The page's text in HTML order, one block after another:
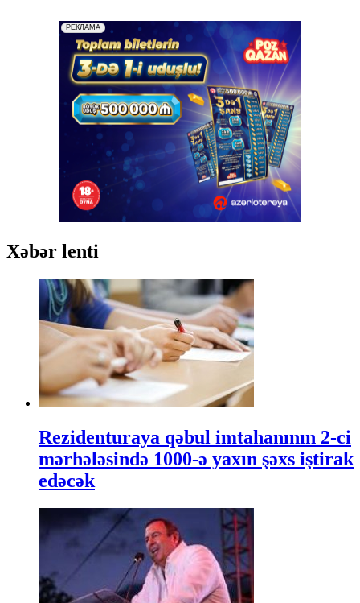
Xəbər lenti
Rezidenturaya qəbul imtahanının 2-ci
mərhələsində 1000-ə yaxın şəxs iştirak
edəcək